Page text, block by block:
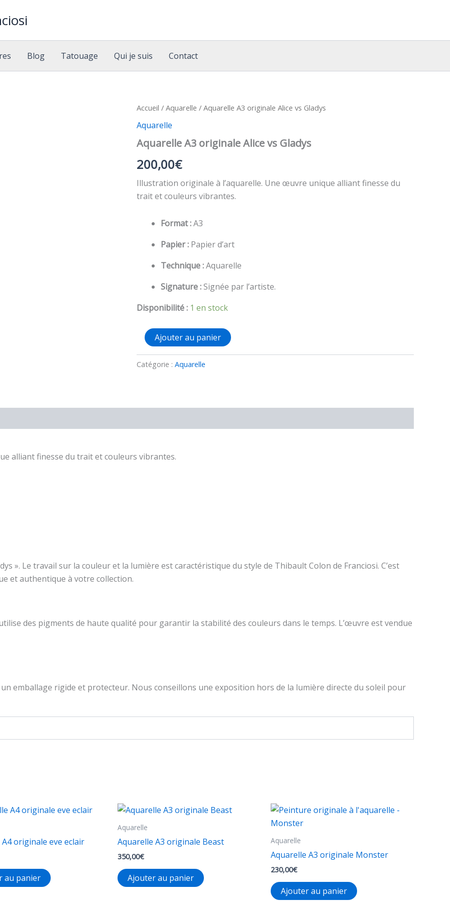
Blog Tatouage Qui je suis Contact
Accueil / Aquarelle / Aquarelle A3 originale Alice vs Gladys
Aquarelle
Aquarelle A3 originale Alice vs Gladys
200,00€
Illustration originale à l’aquarelle. Une œuvre unique alliant finesse du
trait et couleurs vibrantes.
Format :A3
Papier : Papier d’art
Technique :Aquarelle
Signature :Signée par l’artiste.
Disponibilité : 1 en stock
quantité
Aquarelle
A3
Ajouter au panier
Catégorie : Aquarelle
alliant finesse du trait et couleurs vibrantes.
». Le travail sur la couleur et la lumière est caractéristique du style de Thibault Colon de Franciosi. C’est
et authentique à votre collection.
des pigments de haute qualité pour garantir la stabilité des couleurs dans le temps. L’œuvre est vendue
emballage rigide et protecteur. Nous conseillons une exposition hors de la lumière directe du soleil pour
originale eve eclair
au panier
Aquarelle
Aquarelle A3 originale Beast
350,00€
Ajouter au panier
Aquarelle
Aquarelle A3 originale Monster
230,00€
Ajouter au panier